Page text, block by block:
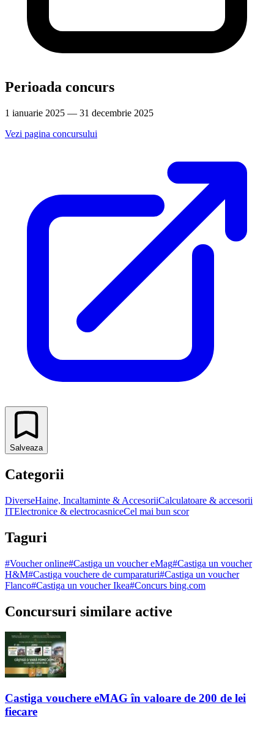
Perioada concurs
1 ianuarie 2025 — 31 decembrie 2025
Vezi pagina concursului
Salveaza
Categorii
DiverseHaine, Incaltaminte & AccesoriiCalculatoare & accesorii
ITElectronice & electrocasniceCel mai bun scor
Taguri
#Voucher online#Castiga un voucher eMag#Castiga un voucher
H&M#Castiga vouchere de cumparaturi#Castiga un voucher
Flanco#Castiga un voucher Ikea#Concurs bing.com
Concursuri similare active
Castiga vouchere eMAG în valoare de 200 de lei
fiecare